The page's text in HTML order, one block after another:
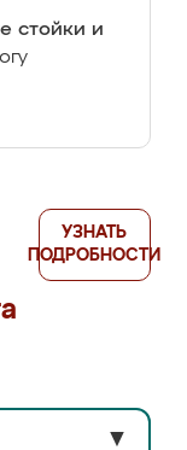
стойки и
УЗНАТЬ
ПОДРОБНОСТИ
▼